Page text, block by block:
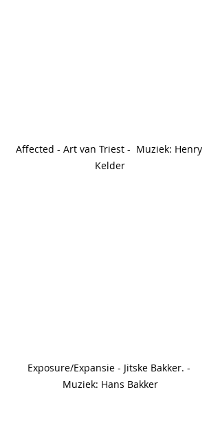
Affected - Art van Triest -  Muziek: Henry
Kelder
Exposure/Expansie - Jitske Bakker. -
Muziek: Hans Bakker